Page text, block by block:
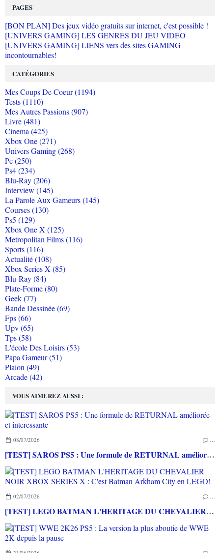
VOUS AIMEREZ AUSSI :
08/07/2026 …
[TEST] SAROS PS5 : Une formule de RETURNAL améliorée et interessante
02/07/2026 …
[TEST] LEGO BATMAN L'HERITAGE DU CHEVALIER NOIR XBOX SERIES X : C'est Batman Arkham City en LEGO!
PAGES
[BON PLAN] Des jeux vidéo gratuits sur internet, c'est possible !
[UNIVERS GAMING] LES GENRES DU JEU VIDEO
[UNIVERS GAMING] LIENS vers des sites GAMING
incontournables!
CATÉGORIES
Mes Coups De Coeur (1194)
Tests (1110)
Mes Autres Passions (907)
Livre (481)
Cinema (425)
Xbox One (271)
Univers Gaming (268)
Pc (250)
Ps4 (234)
Blu-Ray (206)
Interview (145)
La Parole Aux Gameurs (145)
Courses (130)
Ps5 (129)
Xbox One X (125)
Metropolitan Films (116)
Sports (116)
Actualité (108)
Xbox Series X (85)
Blu-Ray (84)
Plate-Forme (80)
Geek (77)
Bande Dessinée (69)
Fps (66)
Upv (65)
Tps (58)
L'école Des Loisirs (53)
Papa Gameur (51)
Plaion (49)
Arcade (42)